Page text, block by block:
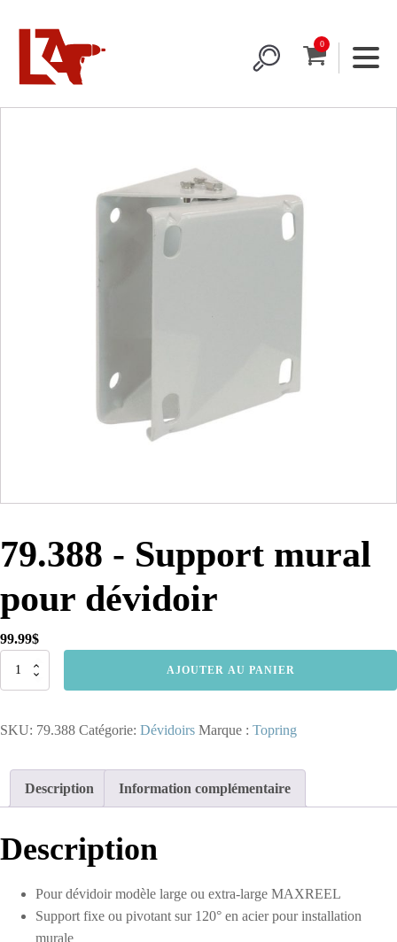
79.388 - Support mural
pour dévidoir
99.99$
quantité
Support
dévidoir
AJOUTER AU PANIER
SKU: 79.388 Catégorie: Dévidoirs Marque : Topring
Description Information complémentaire
Description
Pour dévidoir modèle large ou extra-large MAXREEL
Support fixe ou pivotant sur 120° en acier pour installation
murale